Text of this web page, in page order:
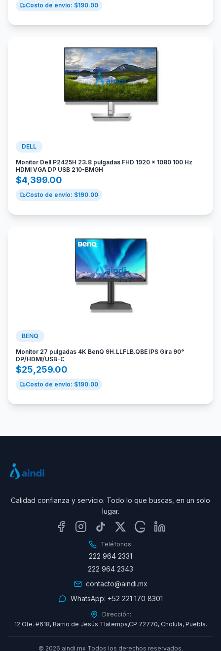
Costo de envío: $190.00
DELL
Monitor Dell P2425H 23.8 pulgadas FHD 1920 x 1080 100 Hz
HDMI VGA DP USB 210-BMGH
$4,399.00
Costo de envío: $190.00
BENQ
Monitor 27 pulgadas 4K BenQ 9H.LLFLB.QBE IPS Gira 90°
DP/HDMI/USB-C
$25,259.00
Costo de envío: $190.00
Calidad confianza y servicio. Todo lo que buscas, en un solo
lugar.
Teléfonos:
222 964 2331
222 964 2343
contacto@aindi.mx
WhatsApp: +52 221 170 8301
Dirección:
12 Ote. #618, Barrio de Jesús Tlatempa,CP 72770, Cholula, Puebla.
© 2026 aindi.mx Todos los derechos reservados.